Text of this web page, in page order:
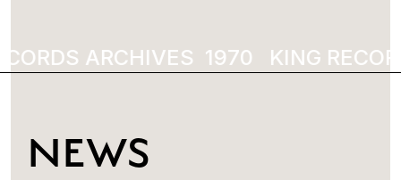
ARCHIVES 1970 KING
NEWS